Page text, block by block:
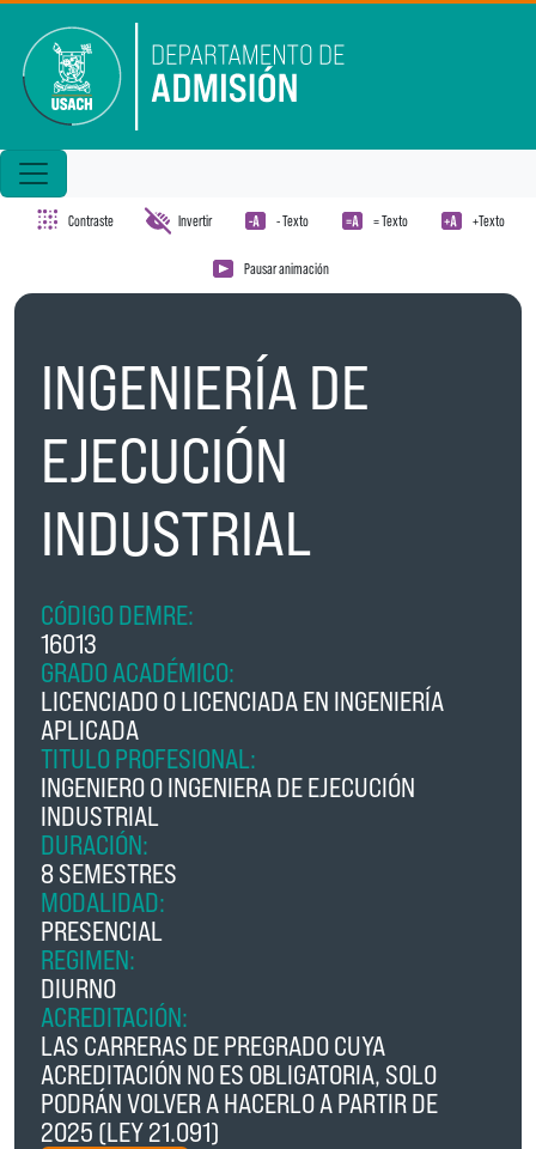
Contraste Invertir - Texto = Texto +Texto
Pausar animación
INGENIERÍA DE
EJECUCIÓN
INDUSTRIAL
CÓDIGO DEMRE:
16013
GRADO ACADÉMICO:
LICENCIADO O LICENCIADA EN INGENIERÍA
APLICADA
TITULO PROFESIONAL:
INGENIERO O INGENIERA DE EJECUCIÓN
INDUSTRIAL
DURACIÓN:
8 SEMESTRES
MODALIDAD:
PRESENCIAL
REGIMEN:
DIURNO
ACREDITACIÓN:
LAS CARRERAS DE PREGRADO CUYA
ACREDITACIÓN NO ES OBLIGATORIA, SOLO
PODRÁN VOLVER A HACERLO A PARTIR DE
2025 (LEY 21.091)